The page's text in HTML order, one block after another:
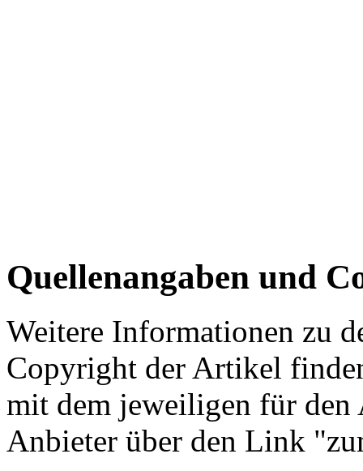
Quellenangaben und
Weitere Informationen zu
Copyright der Artikel
mit dem jeweiligen für
Anbieter über den Link